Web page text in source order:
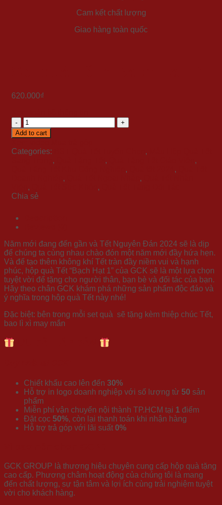
Cam kết chất lượng
Giao hàng toàn quốc
620.000₫
Set
quà
Tết
"
Bạch
Add to cart
Categories:
,
, ,
,
, ,
, ,
, ,
Chia sẻ
Năm mới đang đến gần và Tết Nguyên Đán 2024 sẽ là dịp
để chúng ta cùng nhau chào đón một năm mới đầy hứa hẹn.
Và để tạo thêm không khí Tết tràn đầy niềm vui và hạnh
phúc, hộp quà Tết “Bạch Hạt 1” của GCK sẽ là một lựa chọn
tuyệt vời để tặng cho người thân, bạn bè và đối tác của bạn.
Hãy theo chân GCK khám phá những sản phẩm độc đáo và
ý nghĩa trong hộp quà Tết này nhé!
Đặc biệt: bên trong mỗi set quà sẽ tặng kèm thiệp chúc Tết,
bao lì xì may mắn
Chiết khấu cao lên đến 30%
Hỗ trợ in logo doanh nghiệp với số lượng từ 50 sản
phẩm
Miễn phí vận chuyển nội thành TP.HCM tại 1 điểm
Đặt cọc 50%, còn lại thanh toán khi nhận hàng
Hỗ trợ trả góp với lãi suất 0%
GCK GROUP là thương hiệu chuyên cung cấp hộp quà tặng
cao cấp. Phương châm hoạt động của chúng tôi là mang
đến chất lượng, sự tận tâm và lợi ích cùng trải nghiệm tuyệt
vời cho khách hàng.